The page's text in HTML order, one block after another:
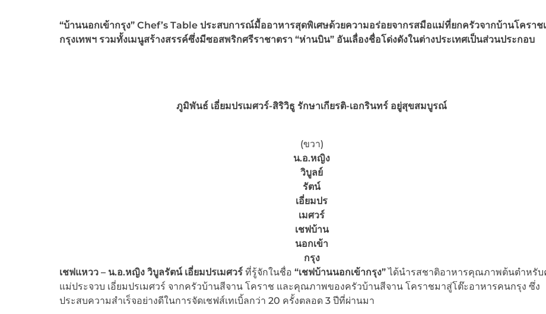
“บ้านนอกเข้ากรุง” Chef’s Tableประสบการณ์มื้ออาหารสุดพิเศษด้วยความอร่อยจากรสมือแม่ที่ยกครัวจากบ้านโคราช
กรุงเทพฯ รวมทั้งเมนูสร้างสรรค์ซึ่งมีซอสพริกศรีราชาตรา “ห่านบิน” อันเลื่องชื่อโด่งดังในต่างประเทศเป็นส่วนประกอบ
ภูมิพันธ์ เอี่ยมปรเมศวร์-สิริวิธู รักษาเกียรติ-เอกรินทร์ อยู่สุขสมบูรณ์
(ขวา)
น.อ.หญิง
วิบูลย์
รัตน์
เอี่ยมปร
เมศวร์
เชฟบ้าน
นอกเข้า
กรุง
เชฟแหวว – น.อ.หญิง วิบูลรัตน์ เอี่ยมปรเมศวร์ที่รู้จักในชื่อ “เชฟบ้านนอกเข้ากรุง”ได้นำรสชาติอาหารคุณภาพต้นตำหรั
แม่ประจวบ เอี่ยมปรเมศวร์ จากครัวบ้านสีจาน โคราช และคุณภาพของครัวบ้านสีจาน โคราชมาสู่โต๊ะอาหารคนกรุง ซึ่ง
ประสบความสำเร็จอย่างดีในการจัดเชฟส์เทเบิ้ลกว่า 20 ครั้งตลอด 3 ปีที่ผ่านมา